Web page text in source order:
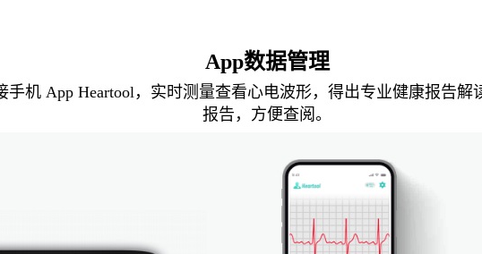
App数据管理
手机 App Heartool，实时测量查看心电波形，得出专业健康报告解
报告，方便查阅。